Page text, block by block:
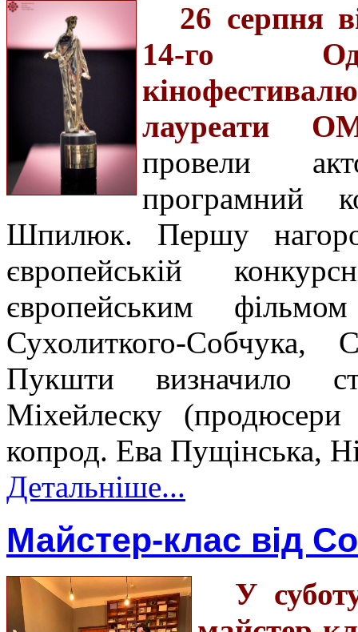
26 серпня
14-го
лауреати
провели
програмний
Шпилюк. Першу
європейській
європейським
Сухолиткого-
Пукшти визначило
Міхейлеску
копрод. Ева Пущінська,
Детальніше...
Майстер-клас від
У